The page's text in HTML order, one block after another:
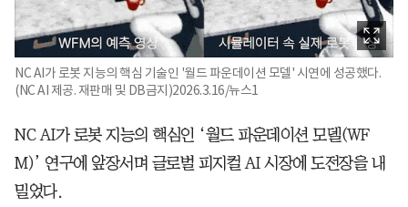
NC AI가 로봇 지능의 핵심 기술인 '월드 파운데이션 모델' 시연에 성공했다.
(NC AI 제공. 재판매 및 DB금지)2026.3.16/뉴스1
NC AI가 로봇 지능의 핵심인 ‘월드 파운데이션 모델(WF
M)’ 연구에 앞장서며 글로벌 피지컬 AI 시장에 도전장을 내
밀었다.